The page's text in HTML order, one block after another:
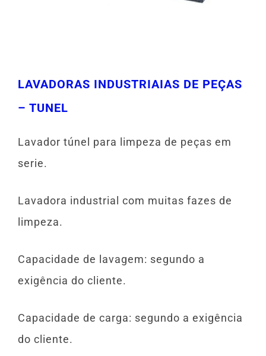
LAVADORAS INDUSTRIAIAS DE PEÇAS
– TUNEL
Lavador túnel para limpeza de peças em
serie.
Lavadora industrial com muitas fazes de
limpeza.
Capacidade de lavagem: segundo a
exigência do cliente.
Capacidade de carga: segundo a exigência
do cliente.